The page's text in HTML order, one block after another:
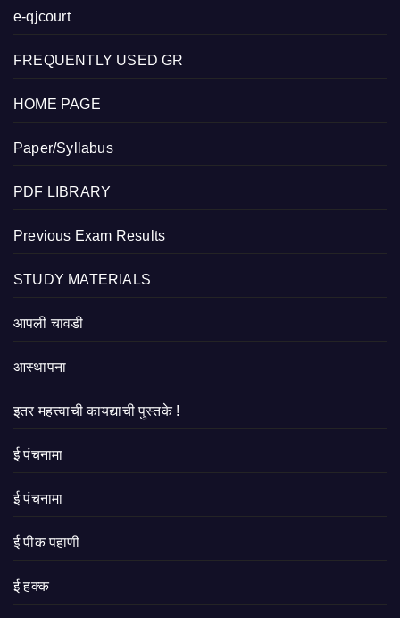
e-qjcourt
FREQUENTLY USED GR
HOME PAGE
Paper/Syllabus
PDF LIBRARY
Previous Exam Results
STUDY MATERIALS
आपली चावडी
आस्थापना
इतर महत्त्वाची कायद्याची पुस्तके !
ई पंचनामा
ई पंचनामा
ई पीक पहाणी
ई हक्क